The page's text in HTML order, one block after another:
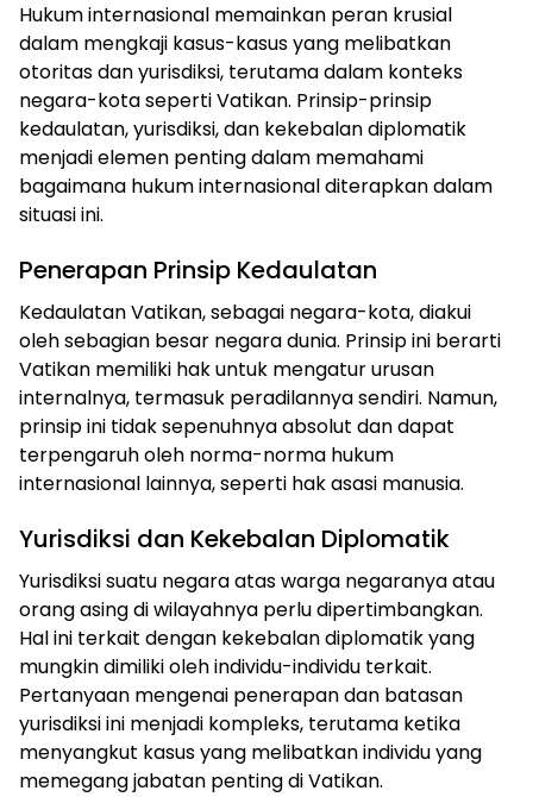
Hukum internasional memainkan peran krusial
dalam mengkaji kasus-kasus yang melibatkan
otoritas dan yurisdiksi, terutama dalam konteks
negara-kota seperti Vatikan. Prinsip-prinsip
kedaulatan, yurisdiksi, dan kekebalan diplomatik
menjadi elemen penting dalam memahami
bagaimana hukum internasional diterapkan dalam
situasi ini.
Penerapan Prinsip Kedaulatan
Kedaulatan Vatikan, sebagai negara-kota, diakui
oleh sebagian besar negara dunia. Prinsip ini berarti
Vatikan memiliki hak untuk mengatur urusan
internalnya, termasuk peradilannya sendiri. Namun,
prinsip ini tidak sepenuhnya absolut dan dapat
terpengaruh oleh norma-norma hukum
internasional lainnya, seperti hak asasi manusia.
Yurisdiksi dan Kekebalan Diplomatik
Yurisdiksi suatu negara atas warga negaranya atau
orang asing di wilayahnya perlu dipertimbangkan.
Hal ini terkait dengan kekebalan diplomatik yang
mungkin dimiliki oleh individu-individu terkait.
Pertanyaan mengenai penerapan dan batasan
yurisdiksi ini menjadi kompleks, terutama ketika
menyangkut kasus yang melibatkan individu yang
memegang jabatan penting di Vatikan.